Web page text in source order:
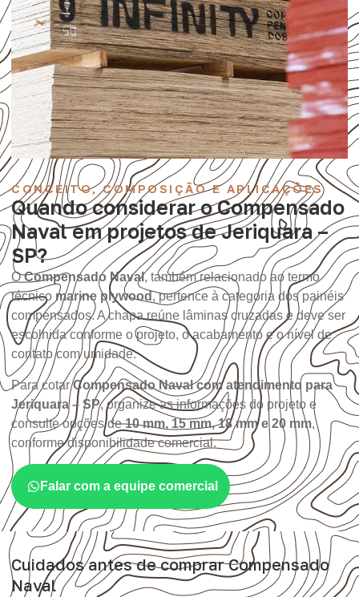
CONCEITO, COMPOSIÇÃO E APLICAÇÕES
Quando considerar o Compensado
Naval em projetos de Jeriquara –
SP?
OCompensado Naval, também relacionado ao termo
técnico marine plywood, pertence à categoria dos painéis
compensados. A chapa reúne lâminas cruzadas e deve ser
escolhida conforme o projeto, o acabamento e o nível de
contato com umidade.
Para cotarCompensado Naval com atendimento para
Jeriquara – SP, organize as informações do projeto e
consulte opções de10 mm, 15 mm, 18 mm e 20 mm,
conforme disponibilidade comercial.
Falar com a equipe comercial
Cuidados antes de comprar Compensado
Naval